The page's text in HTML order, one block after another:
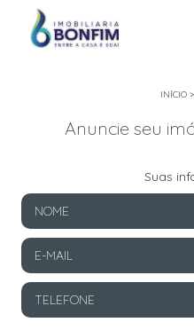
INÍCIO >
Anuncie seu
Suas